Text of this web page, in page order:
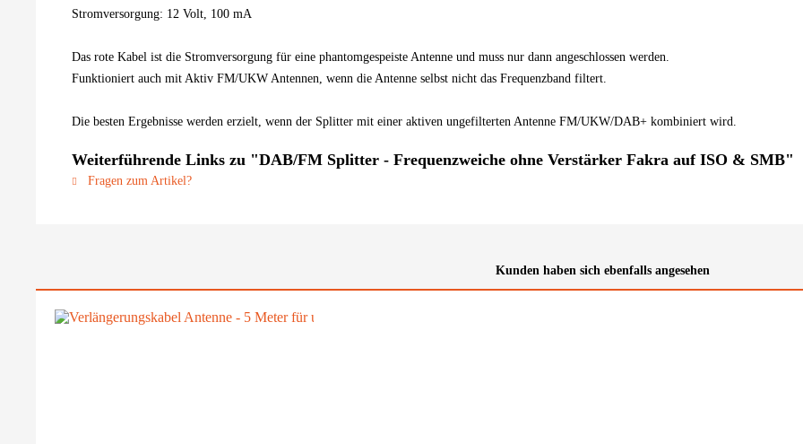
Stromversorgung: 12 Volt, 100 mA
Das rote Kabel ist die Stromversorgung für eine phantomgespeiste Antenne und muss nur dann angeschlossen werden.
Funktioniert auch mit Aktiv FM/UKW Antennen, wenn die Antenne selbst nicht das Frequenzband filtert.
Die besten Ergebnisse werden erzielt, wenn der Splitter mit einer aktiven ungefilterten Antenne FM/UKW/DAB+ kombiniert wird.
Weiterführende Links zu "DAB/FM Splitter - Frequenzweiche ohne Verstärker Fakra auf ISO & SMB"
Fragen zum Artikel?
Kunden haben sich ebenfalls angesehen